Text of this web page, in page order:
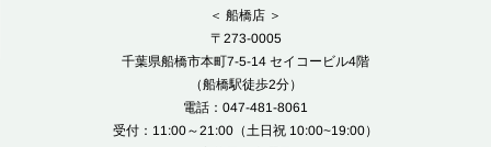
＜ 船橋店 ＞
〒273-0005
千葉県船橋市本町7-5-14 セイコービル4階
（船橋駅徒歩2分）
電話：047-481-8061
受付：11:00～21:00（土日祝 10:00~19:00）